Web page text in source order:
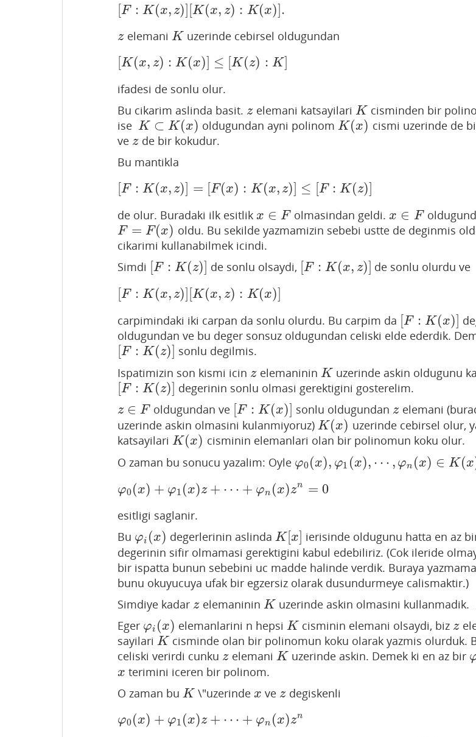
[F : K(x, z)] [K(x, z) : K(x)].
[F:K( x,z ][K(x,z) :K( x) ].
z
zelemani K
K uzerinde cebirsel oldugundan
K(x, z) : K(x) ≤ [K (z) : K]
[K (x ,z):K(x) ≤[K z):K]
ifadesi de sonlu olur.
Bu cikarim aslinda basit. z
zelemani katsayilari K
K cisminden bir
ise K ⊂ K(x)
K⊂ K( x) oldugundan ayni polinom K(x)
K(x)
cismi uzerinde de
ve z
zde bir kokudur.
Bu mantikla
F : K(x, z) = F(x) : K(x, z) ≤ F : K (z)
[F K(x, )]=[F(x : K(x,z)]≤ [F: (z)
de olur. Buradaki ilk esitlik x ∈ F
x∈F olmasindan geldi.x ∈ F
x∈F
F = F(x)
F= F(x )
oldu. Bu sekilde yazmamizin sebebi ustte de deginmis
cikarimi kullanabilmek icindi.
Simdi
F : K(z)
F:K( z)] de sonlu olsaydi, [F : K(x, z)
[F:K( x,z)] de sonlu olurdu ve
[F : K(x, z)] [K (x, z) : K(x)]
[F:K( x,z ][K(x,z) :K( x) ]
carpimindaki iki carpan da sonlu olurdu. Bu carpim da [F : K(x)]
F:K( x)]
oldugundan ve bu deger sonsuz oldugundan celiski elde ederdik.
F : K(z)
F:K( z)]
sonlu degilmis.
Ispatimizin son kismi icin z
zelemaninin K
K uzerinde askin oldugunu
[F : K(z)]
F:K( z)] degerinin sonlu olmasi gerektigini gosterelim.
z ∈ F
z∈F oldugundan ve [F : K(x)
[F:K( x)] sonlu oldugundan z
z elemani
uzerinde askin olmasini kulanmiyoruz) K(x)
K(x)
uzerinde cebirsel olur,
katsayilari K(x)
K(x)
cisminin elemanlari olan bir polinomun koku olur.
O zaman bu sonucu yazalim: Oyle φ0(x), φ1 (x), ⋯ , φn (x) ∈ K (x
φ0(x),φ1(x) ,⋯,φ n (x) ∈K(x)
φ0(x) + φ1 (x)z + ⋯ + φn (x)zn = 0
φ0(x) +φ1(x )z+ ⋯ + φn (x)z n=0
esitligi saglanir.
Bu φi (x)
φi(x) degerlerinin aslindaK [x
K[x] ierisinde oldugunu hatta en az
degerinin sifir olmamasi gerektigini kabul edebiliriz. (Cok ileride
bir ispatta bunun sebebini uc madde halinde verdik. Buraya
bunu okuyucuya ufak bir egzersiz olarak dusundurmeye calismaktir.)
Simdiye kadar z
zelemaninin K
K uzerinde askin olmasini kullanmadik.
Eger φi (x)
φi(x) elemanlarini n hepsi K
K cisminin elemani olsaydi, biz z
z
sayilari K
K
cisminde olan bir polinomun koku olarak yazmis olurduk.
celiski verirdi cunku z
zelemani K
K uzerinde askin. Demek ki en az bir
x
x terimini iceren bir polinom.
O zaman bu K
K \"uzerindex
x ve z
zdegiskenli
φ0(x) + φ1 (x)z + ⋯ + φn (x)zn
φ0( x)+ φ1(x)z+⋯ + φ n( x)zn